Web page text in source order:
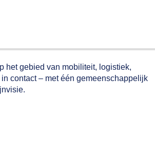
het gebied van mobiliteit, logistiek,
contact – met één gemeenschappelijk